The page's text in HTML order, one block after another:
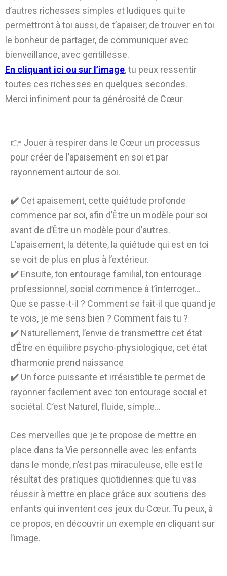
d’autres richesses simples et ludiques qui te
permettront à toi aussi, de t’apaiser, de trouver en toi
le bonheur de partager, de communiquer avec
bienveillance, avec gentillesse.
En cliquant ici ou sur l’image, tu peux ressentir
toutes ces richesses en quelques secondes.
Merci infiniment pour ta générosité de Cœur
👉 Jouer à respirer dans le Cœur un processus
pour créer de l’apaisement en soi et par
rayonnement autour de soi.
✔️ Cet apaisement, cette quiétude profonde
commence par soi, afin d’Être un modèle pour soi
avant de d’Être un modèle pour d’autres.
L’apaisement, la détente, la quiétude qui est en toi
se voit de plus en plus à l’extérieur.
✔️ Ensuite, ton entourage familial, ton entourage
professionnel, social commence à t’interroger…
Que se passe-t-il ? Comment se fait-il que quand je
te vois, je me sens bien ? Comment fais tu ?
✔️ Naturellement, l’envie de transmettre cet état
d’Être en équilibre psycho-physiologique, cet état
d’harmonie prend naissance
✔️ Un force puissante et irrésistible te permet de
rayonner facilement avec ton entourage social et
sociétal. C’est Naturel, fluide, simple…
Ces merveilles que je te propose de mettre en
place dans ta Vie personnelle avec les enfants
dans le monde, n’est pas miraculeuse, elle est le
résultat des pratiques quotidiennes que tu vas
réussir à mettre en place grâce aux soutiens des
enfants qui inventent ces jeux du Cœur. Tu peux, à
ce propos, en découvrir un exemple en cliquant sur
l’image.